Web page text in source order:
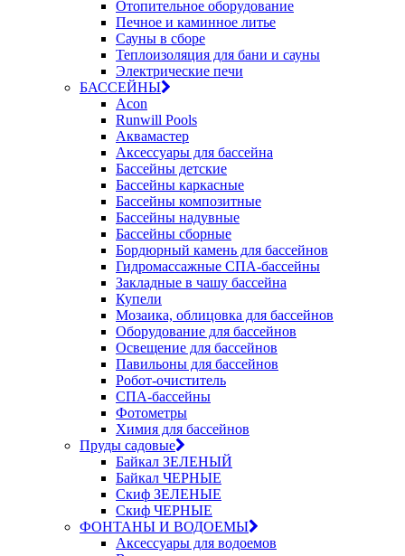
Отопительное оборудование
Печное и каминное литье
Сауны в сборе
Теплоизоляция для бани и сауны
Электрические печи
БАССЕЙНЫ
Acon
Runwill Pools
Аквамастер
Аксессуары для бассейна
Бассейны детские
Бассейны каркасные
Бассейны композитные
Бассейны надувные
Бассейны сборные
Бордюрный камень для бассейнов
Гидромассажные СПА-бассейны
Закладные в чашу бассейна
Купели
Мозаика, облицовка для бассейнов
Оборудование для бассейнов
Освещение для бассейнов
Павильоны для бассейнов
Робот-очиститель
СПА-бассейны
Фотометры
Химия для бассейнов
Пруды садовые
Байкал ЗЕЛЕНЫЙ
Байкал ЧЕРНЫЕ
Скиф ЗЕЛЕНЫЕ
Скиф ЧЕРНЫЕ
ФОНТАНЫ И ВОДОЕМЫ
Аксессуары для водоемов